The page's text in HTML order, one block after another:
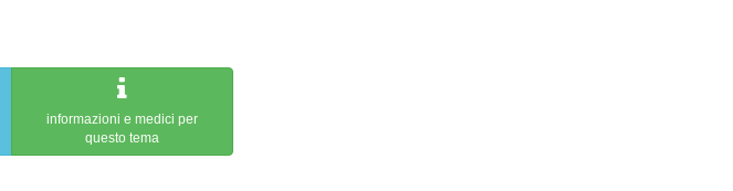
informazioni e medici per
questo tema